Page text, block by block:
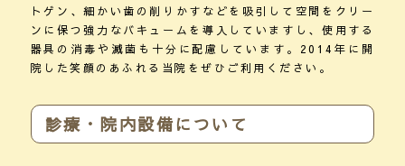
トゲン、細かい歯の削りかすなどを吸引して空間をクリー
ンに保つ強力なバキュームを導入していますし、使用する
器具の消毒や滅菌も十分に配慮しています。2014年に開
院した笑顔のあふれる当院をぜひご利用ください。
診療・院内設備について